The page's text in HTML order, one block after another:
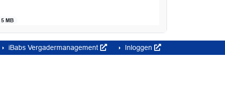
5 MB
iBabs Vergadermanagement Inloggen